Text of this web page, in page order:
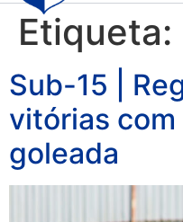
Etiqueta:
Sub-15 |
vitórias
goleada